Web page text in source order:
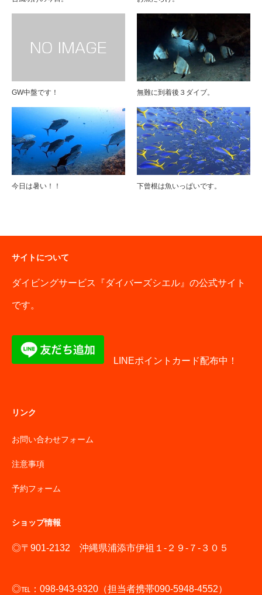
GW中盤です！ 無難に到着後３ダイブ。
今日は暑い！！ 下曾根は魚いっぱいです。
サイトについて
ダイビングサービス『ダイバーズシエル』の公式サイト
です。
LINEポイントカード配布中！
リンク
お問い合わせフォーム
注意事項
予約フォーム
ショップ情報
◎〒901-2132 沖縄県浦添市伊祖１-２９-７-３０５
◎℡：098-943-9320（担当者携帯090-5948-4552）